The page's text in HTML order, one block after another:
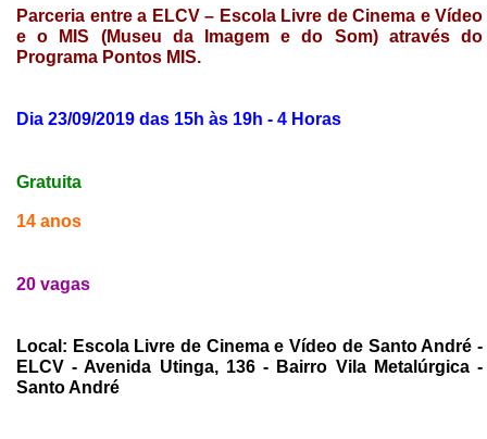
Parceria entre a ELCV – Escola Livre de Cinema e Vídeo
e o MIS (Museu da Imagem e do Som) através do
Programa Pontos MIS.
Dia 23/09/2019 das 15h às 19h - 4 Horas
Gratuita
14 anos
20 vagas
Local: Escola Livre de Cinema e Vídeo de Santo André -
ELCV - Avenida Utinga, 136 - Bairro Vila Metalúrgica -
Santo André